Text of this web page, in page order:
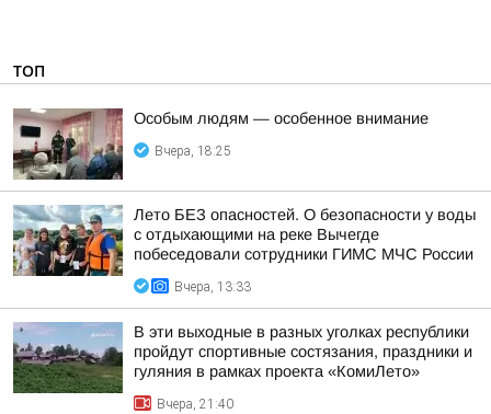
ТОП
Особым людям — особенное внимание
Вчера, 18:25
Лето БЕЗ опасностей. О безопасности у воды
с отдыхающими на реке Вычегде
побеседовали сотрудники ГИМС МЧС России
Вчера, 13:33
В эти выходные в разных уголках республики
пройдут спортивные состязания, праздники и
гуляния в рамках проекта «КомиЛето»
Вчера, 21:40